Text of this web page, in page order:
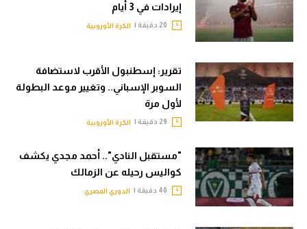
إيرادات في 3 أيام
الكرة الأوروبية
تقرير: إسطنبول الأقرب لاستضافة
السوبر الإسباني.. وتغيير موعد البطولة
لأول مرة
الكرة الأوروبية
"مستقبل النادي".. أحمد مجدي يكشف
كواليس رحيله عن الزمالك
الدوري المصري